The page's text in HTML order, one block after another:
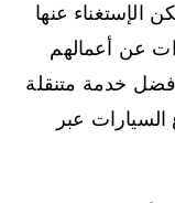
الإستغناء عنها
عن أعمالهم
خدمة متنقلة
عبر